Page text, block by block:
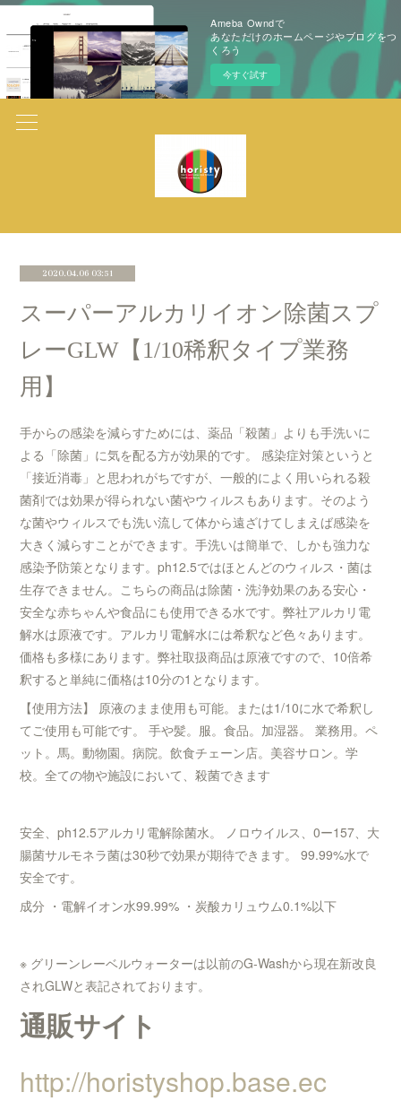
Ameba Owndで
あなただけのホームページやブログをつ
くろう
今すぐ試す
2020.04.06 03:51
スーパーアルカリイオン除菌スプ
レーGLW【1/10稀釈タイプ業務
用】
手からの感染を減らすためには、薬品「殺菌」よりも手洗いに
よる「除菌」に気を配る方が効果的です。 感染症対策というと
「接近消毒」と思われがちですが、一般的によく用いられる殺
菌剤では効果が得られない菌やウィルスもあります。そのよう
な菌やウィルスでも洗い流して体から遠ざけてしまえば感染を
大きく減らすことができます。手洗いは簡単で、しかも強力な
感染予防策となります。ph12.5ではほとんどのウィルス・菌は
生存できません。こちらの商品は除菌・洗浄効果のある安心・
安全な赤ちゃんや食品にも使用できる水です。弊社アルカリ電
解水は原液です。アルカリ電解水には希釈など色々あります。
価格も多様にあります。弊社取扱商品は原液ですので、10倍希
釈すると単純に価格は10分の1となります。
【使用方法】 原液のまま使用も可能。または1/10に水で希釈し
てご使用も可能です。 手や髪。服。食品。加湿器。 業務用。ペ
ット。馬。動物園。病院。飲食チェーン店。美容サロン。学
校。全ての物や施設において、殺菌できます
安全、ph12.5アルカリ電解除菌水。 ノロウイルス、0ー157、大
腸菌サルモネラ菌は30秒で効果が期待できます。 99.99%水で
安全です。
成分 ・電解イオン水99.99% ・炭酸カリュウム0.1%以下
※ グリーンレーベルウォーターは以前のG-Washから現在新改良
されGLWと表記されております。
通販サイト
http://horistyshop.base.ec